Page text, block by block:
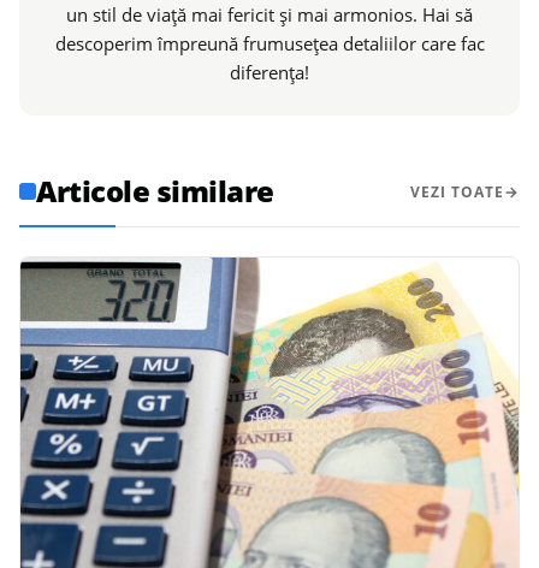
un stil de viață mai fericit și mai armonios. Hai să
descoperim împreună frumusețea detaliilor care fac
diferența!
Articole similare VEZI TOATE